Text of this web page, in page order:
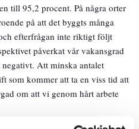
till 95,2 procent. På några orter
på att det byggts många
efterfrågan inte riktigt följt
påverkat vår vakansgrad
Att minska antalet
som kommer att ta en viss tid att
om att vi genom hårt arbete